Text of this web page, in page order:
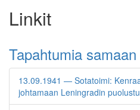
Linkit
Tapahtumia
13.09.1941 — Sotatoimi:
johtamaan Leningradin